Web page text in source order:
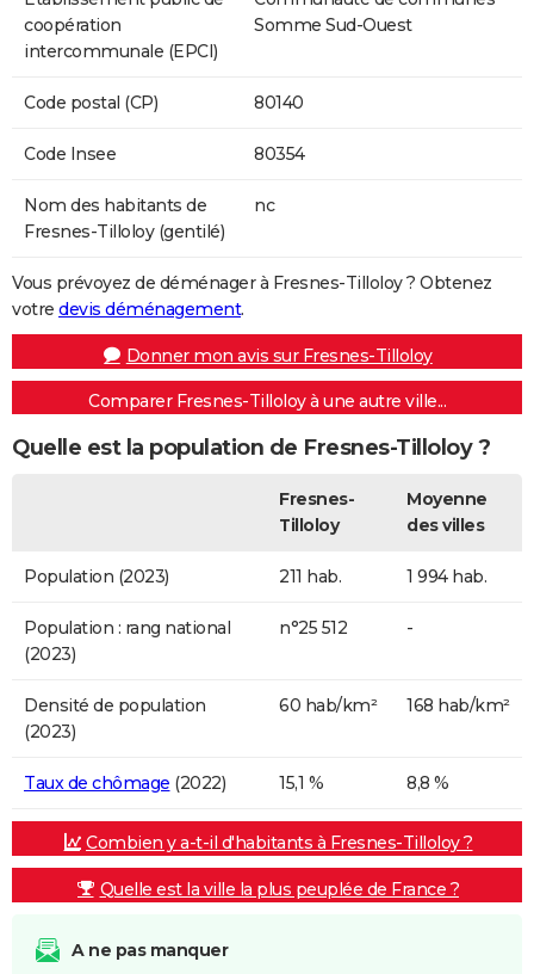
coopération
intercommunale (EPCI)
Somme Sud-Ouest
Code postal (CP) 80140
Code Insee 80354
Nom des habitants de
Fresnes-Tilloloy (gentilé)
nc
Vous prévoyez de déménager à Fresnes-Tilloloy ? Obtenez
votre devis déménagement.
Donner mon avis sur Fresnes-Tilloloy
Comparer Fresnes-Tilloloy à une autre ville...
Quelle est la population de Fresnes-Tilloloy ?
Fresnes-
Tilloloy
Moyenne
des villes
Population (2023) 211 hab. 1 994 hab.
Population : rang national
(2023)
n°25 512 -
Densité de population
(2023)
60 hab/km² 168 hab/km²
Taux de chômage (2022) 15,1 % 8,8 %
Combien y a-t-il d'habitants à Fresnes-Tilloloy ?
Quelle est la ville la plus peuplée de France ?
A ne pas manquer